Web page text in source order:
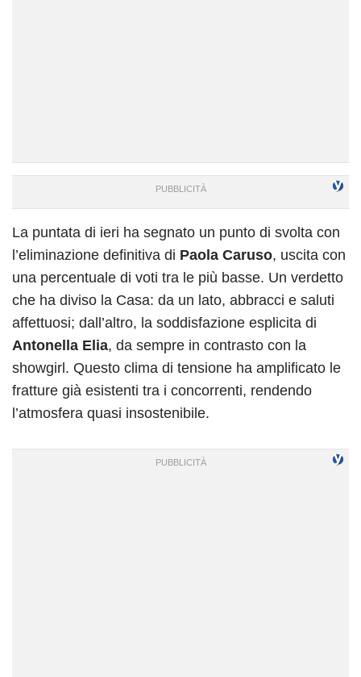
La puntata di ieri ha segnato un punto di svolta con
l’eliminazione definitiva di Paola Caruso, uscita con
una percentuale di voti tra le più basse. Un verdetto
che ha diviso la Casa: da un lato, abbracci e saluti
affettuosi; dall’altro, la soddisfazione esplicita di
Antonella Elia, da sempre in contrasto con la
showgirl. Questo clima di tensione ha amplificato le
fratture già esistenti tra i concorrenti, rendendo
l’atmosfera quasi insostenibile.